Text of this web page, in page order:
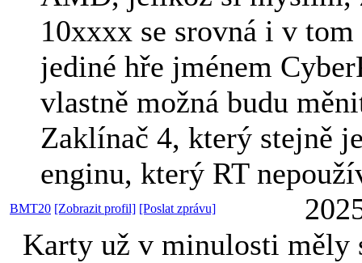
10xxxx se srovná i v
jediné hře jménem
vlastně možná budu
Zaklínač 4, který stejně
enginu, který RT
BMT20 [Zobrazit profil] [Poslat zprávu]
Karty už v minulosti měly